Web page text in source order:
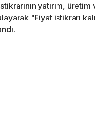
yatırım,
"Fiyat istikrarı